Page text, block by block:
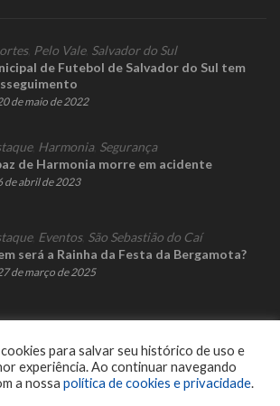
, Pelo Vale, Salvador do Sul
de Futebol de Salvador do Sul tem
de maio de 2022
, Harmonia, Segurança
de Harmonia morre em acidente
de abril de 2023
, Eventos, São Sebastião do Caí
será a Rainha da Festa da Bergamota?
de março de 2025
para salvar seu histórico de uso e
experiência. Ao continuar navegando
a nossa política de cookies e privacidade.